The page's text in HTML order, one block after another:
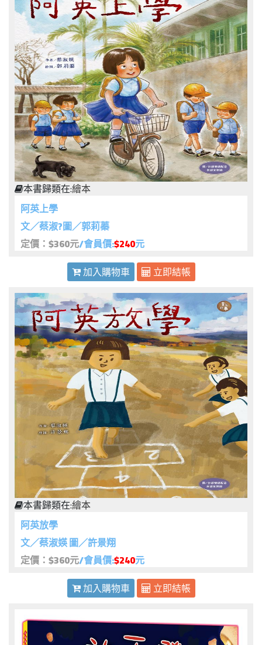
本書歸類在:繪本
阿英上學
文／蔡淑?圖／郭莉蓁
定價：$360元/會員價:$240元
加入購物車
立即結帳
本書歸類在:繪本
阿英放學
文／蔡淑媖 圖／許景翔
定價：$360元/會員價:$240元
加入購物車
立即結帳